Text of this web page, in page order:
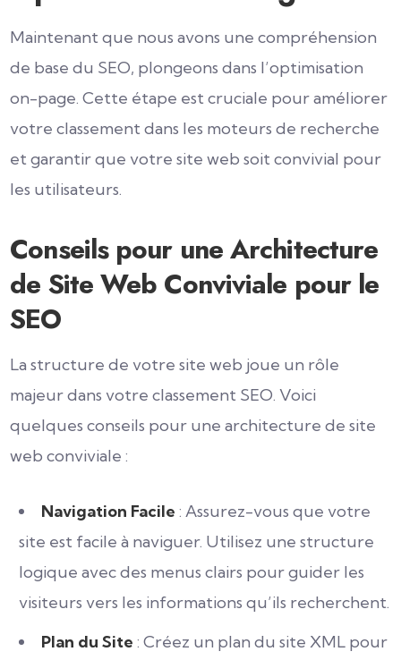
Maintenant que nous avons une compréhension
de base du SEO, plongeons dans l’optimisation
on-page. Cette étape est cruciale pour améliorer
votre classement dans les moteurs de recherche
et garantir que votre site web soit convivial pour
les utilisateurs.
Conseils pour une Architecture
de Site Web Conviviale pour le
SEO
La structure de votre site web joue un rôle
majeur dans votre classement SEO. Voici
quelques conseils pour une architecture de site
web conviviale :
Navigation Facile : Assurez-vous que votre
site est facile à naviguer. Utilisez une structure
logique avec des menus clairs pour guider les
visiteurs vers les informations qu’ils recherchent.
Plan du Site : Créez un plan du site XML pour